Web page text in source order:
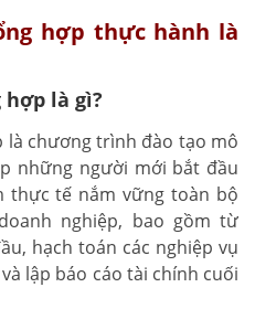
hợp thực hành là
là gì?
là chương trình đào tạo mô
những người mới bắt đầu
thực tế nắm vững toàn bộ
nghiệp, bao gồm từ
hạch toán các nghiệp vụ
lập báo cáo tài chính cuối